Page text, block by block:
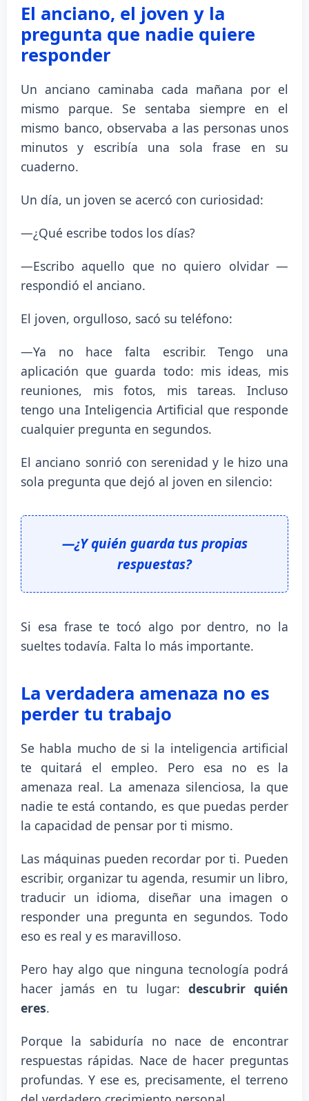
El anciano, el joven y la
pregunta que nadie quiere
responder
Un anciano caminaba cada mañana por el
mismo parque. Se sentaba siempre en el
mismo banco, observaba a las personas unos
minutos y escribía una sola frase en su
cuaderno.
Un día, un joven se acercó con curiosidad:
—¿Qué escribe todos los días?
—Escribo aquello que no quiero olvidar —
respondió el anciano.
El joven, orgulloso, sacó su teléfono:
—Ya no hace falta escribir. Tengo una
aplicación que guarda todo: mis ideas, mis
reuniones, mis fotos, mis tareas. Incluso
tengo una Inteligencia Artificial que responde
cualquier pregunta en segundos.
El anciano sonrió con serenidad y le hizo una
sola pregunta que dejó al joven en silencio:
—¿Y quién guarda tus propias
respuestas?
Si esa frase te tocó algo por dentro, no la
sueltes todavía. Falta lo más importante.
La verdadera amenaza no es
perder tu trabajo
Se habla mucho de si la inteligencia artificial
te quitará el empleo. Pero esa no es la
amenaza real. La amenaza silenciosa, la que
nadie te está contando, es que puedas perder
la capacidad de pensar por ti mismo.
Las máquinas pueden recordar por ti. Pueden
escribir, organizar tu agenda, resumir un libro,
traducir un idioma, diseñar una imagen o
responder una pregunta en segundos. Todo
eso es real y es maravilloso.
Pero hay algo que ninguna tecnología podrá
hacer jamás en tu lugar: descubrir quién
eres.
Porque la sabiduría no nace de encontrar
respuestas rápidas. Nace de hacer preguntas
profundas. Y ese es, precisamente, el terreno